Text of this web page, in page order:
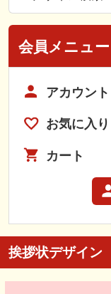
会員メニュー
アカウント
お気に入り
カート
挨拶状デザイン